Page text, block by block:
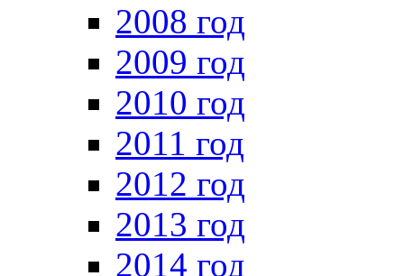
2008 год
2009 год
2010 год
2011 год
2012 год
2013 год
2014 год